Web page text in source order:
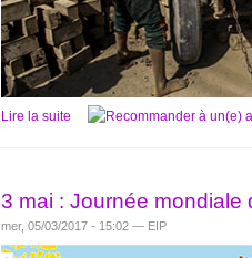
Lire la suite
3 mai : Journée mondiale
mer, 05/03/2017 - 15:02 — EIP